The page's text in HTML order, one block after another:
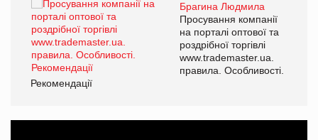
Брагина Людмила
Просування компанії
на порталі оптової та
роздрібної торгівлі
www.trademaster.ua.
правила. Особливості.
Рекомендації